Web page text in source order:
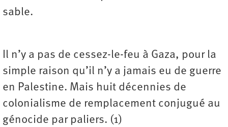
sable.
Il n’y a pas de cessez-le-feu à Gaza, pour la
simple raison qu’il n’y a jamais eu de guerre
en Palestine. Mais huit décennies de
colonialisme de remplacement conjugué au
génocide par paliers. (1)